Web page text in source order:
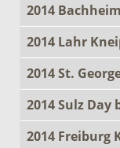
2014
2014 Lahr
2014 St.
2014 Sulz Day
2014 Freiburg